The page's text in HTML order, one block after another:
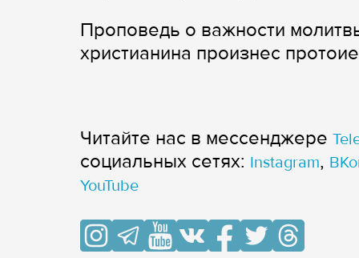
Проповедь о важности
христианина произнес
Читайте нас в мессенджере
cоциальных сетях: Instagram,
YouTube